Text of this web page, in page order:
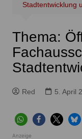
Stadtentwicklung
Thema:
Red 5. April
Anzeige